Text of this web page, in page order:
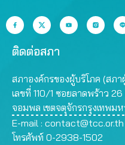
ติดต่อสภา
สภาองค์กรของผู้บริโภค (สภา
เลขที่ 110/1 ซอยลาดพร้าว
จอมพล เขตจตุจักรกรุงเทพม
E-mail : contact@tcc.or.th
โทรศัพท์ 0-2938-1502